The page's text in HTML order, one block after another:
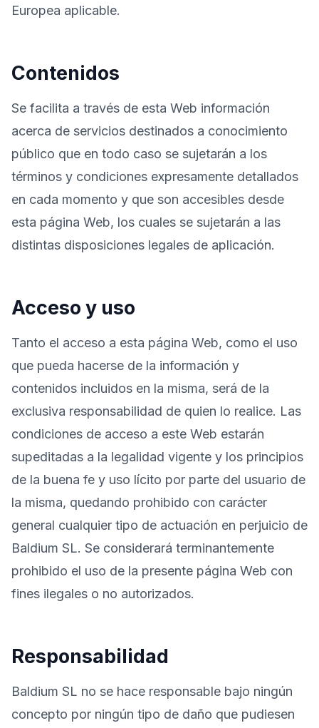
Europea aplicable.
Contenidos
Se facilita a través de esta Web información
acerca de servicios destinados a conocimiento
público que en todo caso se sujetarán a los
términos y condiciones expresamente detallados
en cada momento y que son accesibles desde
esta página Web, los cuales se sujetarán a las
distintas disposiciones legales de aplicación.
Acceso y uso
Tanto el acceso a esta página Web, como el uso
que pueda hacerse de la información y
contenidos incluidos en la misma, será de la
exclusiva responsabilidad de quien lo realice. Las
condiciones de acceso a este Web estarán
supeditadas a la legalidad vigente y los principios
de la buena fe y uso lícito por parte del usuario de
la misma, quedando prohibido con carácter
general cualquier tipo de actuación en perjuicio de
Baldium SL. Se considerará terminantemente
prohibido el uso de la presente página Web con
fines ilegales o no autorizados.
Responsabilidad
Baldium SL no se hace responsable bajo ningún
concepto por ningún tipo de daño que pudiesen